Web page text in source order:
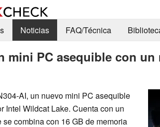
Noticias FAQ/Técnica
mini PC asequible con
AI, un nuevo mini PC asequible
Intel Wildcat Lake. Cuenta con un
combina con 16 GB de memoria